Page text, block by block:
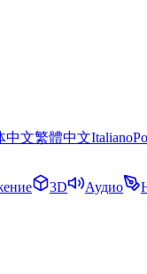
中文繁體中文Italiano
3D Аудио